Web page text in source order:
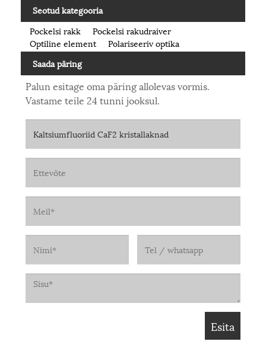
Seotud kategooria
Pockelsi rakk
Pockelsi rakudraiver
Optiline element
Polariseeriv optika
Saada päring
Palun esitage oma päring allolevas vormis.
Vastame teile 24 tunni jooksul.